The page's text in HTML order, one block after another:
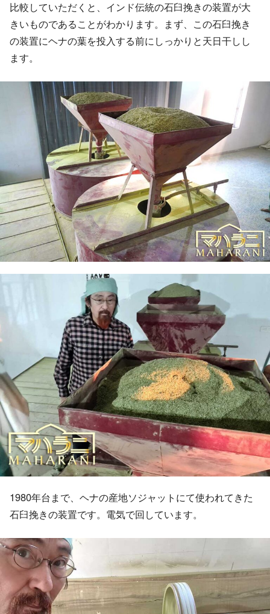
比較していただくと、インド伝統の石臼挽きの装置が大
きいものであることがわかります。まず、この石臼挽き
の装置にヘナの葉を投入する前にしっかりと天日干しし
ます。
1980年台まで、ヘナの産地ソジャットにて使われてきた
石臼挽きの装置です。電気で回しています。